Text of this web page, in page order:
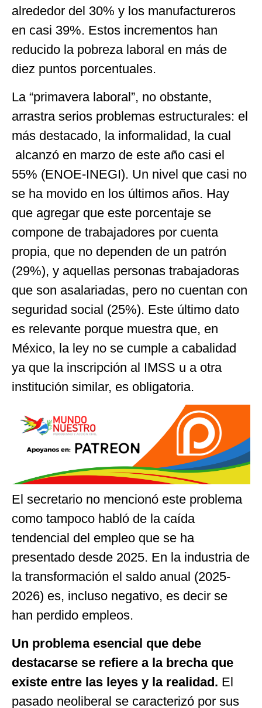
alrededor del 30% y los manufactureros
en casi 39%. Estos incrementos han
reducido la pobreza laboral en más de
diez puntos porcentuales.
La “primavera laboral”, no obstante,
arrastra serios problemas estructurales: el
más destacado, la informalidad, la cual
alcanzó en marzo de este año casi el
55% (ENOE-INEGI). Un nivel que casi no
se ha movido en los últimos años. Hay
que agregar que este porcentaje se
compone de trabajadores por cuenta
propia, que no dependen de un patrón
(29%), y aquellas personas trabajadoras
que son asalariadas, pero no cuentan con
seguridad social (25%). Este último dato
es relevante porque muestra que, en
México, la ley no se cumple a cabalidad
ya que la inscripción al IMSS u a otra
institución similar, es obligatoria.
El secretario no mencionó este problema
como tampoco habló de la caída
tendencial del empleo que se ha
presentado desde 2025. En la industria de
la transformación el saldo anual (2025-
2026) es, incluso negativo, es decir se
han perdido empleos.
Un problema esencial que debe
destacarse se refiere a la brecha que
existe entre las leyes y la realidad. El
pasado neoliberal se caracterizó por sus